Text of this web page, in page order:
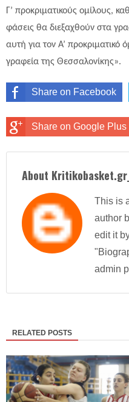
Γ’ προκριματικούς ομίλους,
φάσεις θα διεξαχθούν στα
αυτή για τον Α’ προκριματικό
γραφεία της Θεσσαλονίκης».
Share on Facebook
Share on Google Plus
About
This is
author
edit it
admin
RELATED POSTS